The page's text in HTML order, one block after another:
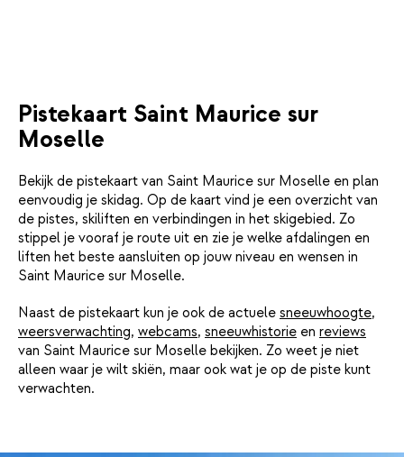
Pistekaart Saint Maurice sur
Moselle
Bekijk de pistekaart van Saint Maurice sur Moselle en plan
eenvoudig je skidag. Op de kaart vind je een overzicht van
de pistes, skiliften en verbindingen in het skigebied. Zo
stippel je vooraf je route uit en zie je welke afdalingen en
liften het beste aansluiten op jouw niveau en wensen in
Saint Maurice sur Moselle.
Naast de pistekaart kun je ook de actuele sneeuwhoogte,
weersverwachting, webcams, sneeuwhistorie en reviews
van Saint Maurice sur Moselle bekijken. Zo weet je niet
alleen waar je wilt skiën, maar ook wat je op de piste kunt
verwachten.